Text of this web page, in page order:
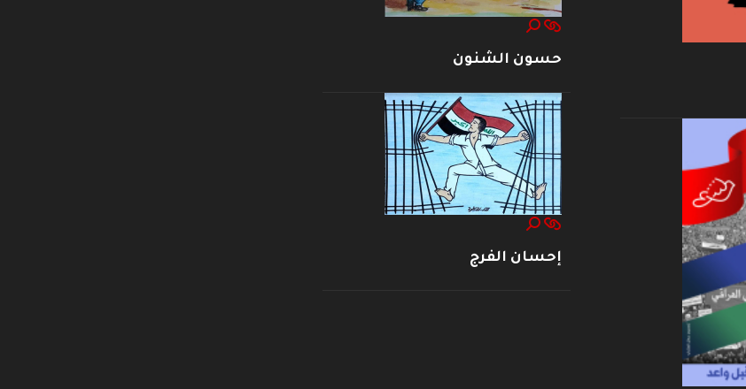
حسون الشنون
إحسان الفرج